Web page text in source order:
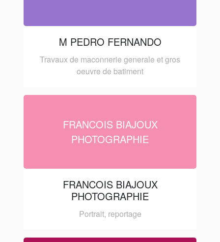
M PEDRO FERNANDO
Travaux de maconnerie generale et gros
oeuvre de batiment
FRANCOIS BIAJOUX
PHOTOGRAPHIE
FRANCOIS BIAJOUX
PHOTOGRAPHIE
Portrait, reportage